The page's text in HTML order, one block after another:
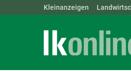
Landwirtschaftskammern:
Kleinanzeigen